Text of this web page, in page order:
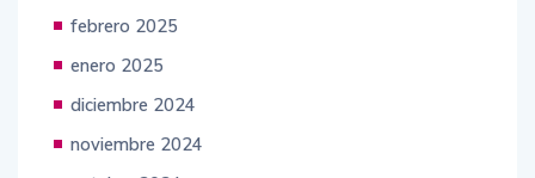
febrero 2025
enero 2025
diciembre 2024
noviembre 2024